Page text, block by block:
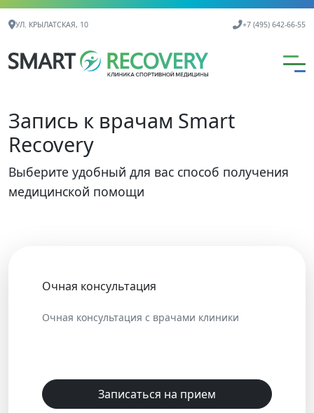
Контактная информация
УЛ. КРЫЛАТСКАЯ, 10 +7 (495) 642-66-55
Запись к врачам Smart
Recovery
Выберите удобный для вас способ получения
медицинской помощи
Очная консультация
Очная консультация с врачами клиники
Записаться на прием